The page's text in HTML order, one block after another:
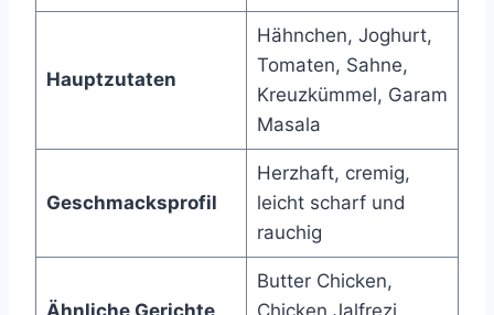
Hauptzutaten
Hähnchen, Joghurt,
Tomaten, Sahne,
Kreuzkümmel, Garam
Masala
Geschmacksprofil
Herzhaft, cremig,
leicht scharf und
rauchig
Butter Chicken,